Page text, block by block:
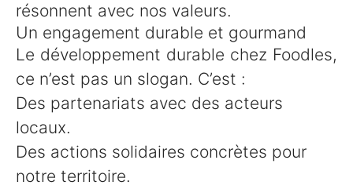
résonnent avec nos valeurs.
Un engagement durable et gourmand
Le développement durable chez Foodles,
ce n’est pas un slogan. C’est :
Des partenariats avec des acteurs
locaux.
Des actions solidaires concrètes pour
notre territoire.